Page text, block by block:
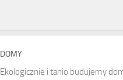
DOMY
Ekologicznie i tanio budujemy